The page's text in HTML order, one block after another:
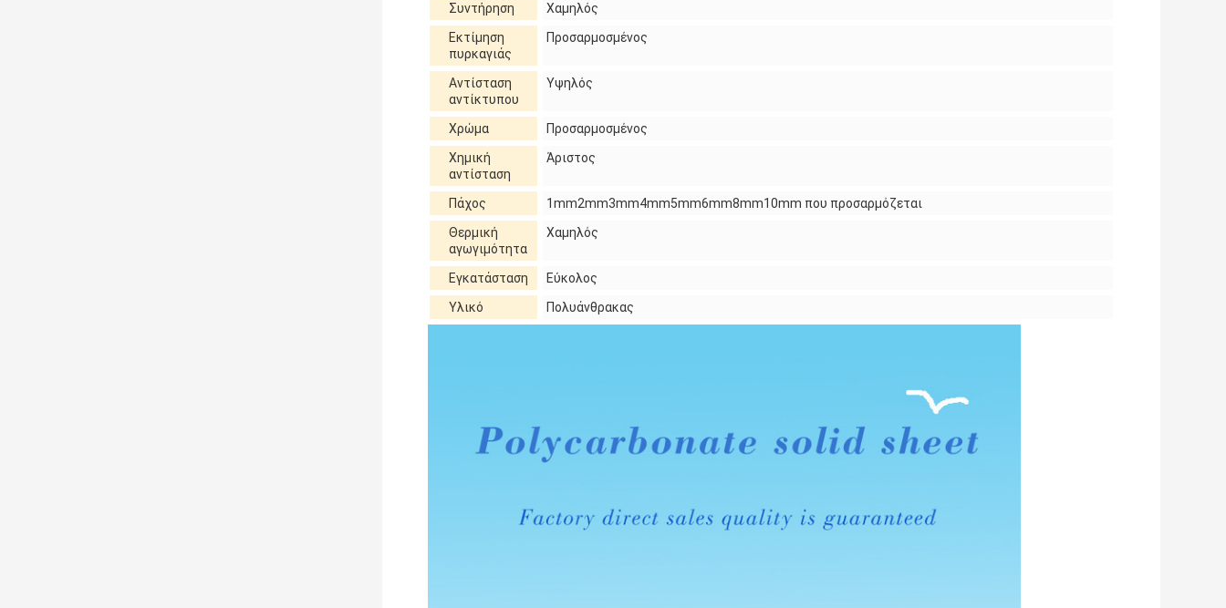
Συντήρηση
Χαμηλός
Εκτίμηση
πυρκαγιάς
Προσαρμοσμένος
Αντίσταση
αντίκτυπου
Υψηλός
Χρώμα
Προσαρμοσμένος
Χημική
αντίσταση
Άριστος
Πάχος
1mm2mm3mm4mm5mm6mm8mm10mm που προσαρμόζεται
Θερμική
αγωγιμότητα
Χαμηλός
Εγκατάσταση
Εύκολος
Υλικό
Πολυάνθρακας